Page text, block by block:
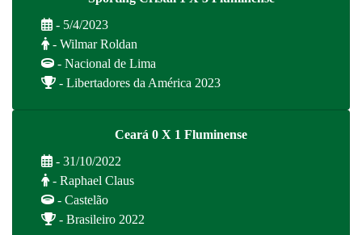
- 5/4/2023
- Wilmar Roldan
- Nacional de Lima
- Libertadores da América 2023
Ceará 0 X 1 Fluminense
- 31/10/2022
- Raphael Claus
- Castelão
- Brasileiro 2022